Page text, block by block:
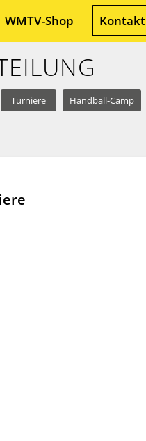
WMTV-Shop Kontakt
Turniere Handball-Camp